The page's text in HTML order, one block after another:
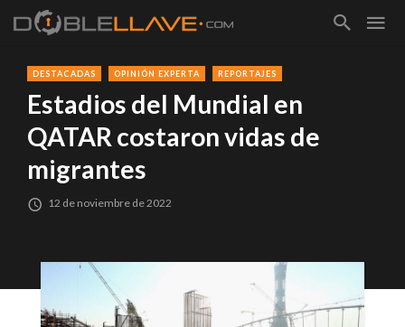
DESTACADAS OPINIÓN EXPERTA REPORTAJES
Estadios del Mundial en
QATAR costaron vidas de
migrantes
12 de noviembre de 2022